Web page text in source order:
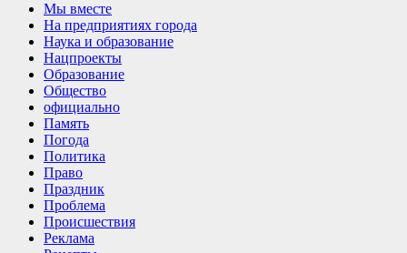
Мы вместе
На предприятиях города
Наука и образование
Нацпроекты
Образование
Общество
официально
Память
Погода
Политика
Право
Праздник
Проблема
Происшествия
Реклама